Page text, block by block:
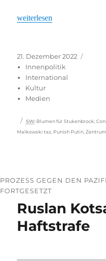
„Fortsetzung deutscher
weiterlesen
Veröffentlicht
am
21. Dezember 2022
Innenpolitik
International
Kultur
Medien
Schlagwörter
SW: Blumen für Stukenbrock ,
Malkowski taz Punish Putin ,
PROZESS GEGEN DEN
FORTGESETZT
Ruslan
Haftstrafe